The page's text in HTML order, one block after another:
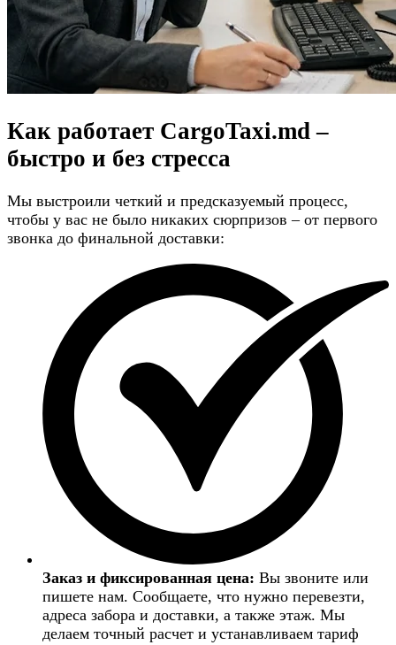
Как работает CargoTaxi.md –
быстро и без стресса
Мы выстроили четкий и предсказуемый процесс,
чтобы у вас не было никаких сюрпризов – от первого
звонка до финальной доставки:
Заказ и фиксированная цена: Вы звоните или
пишете нам. Сообщаете, что нужно перевезти,
адреса забора и доставки, а также этаж. Мы
делаем точный расчет и устанавливаем тариф